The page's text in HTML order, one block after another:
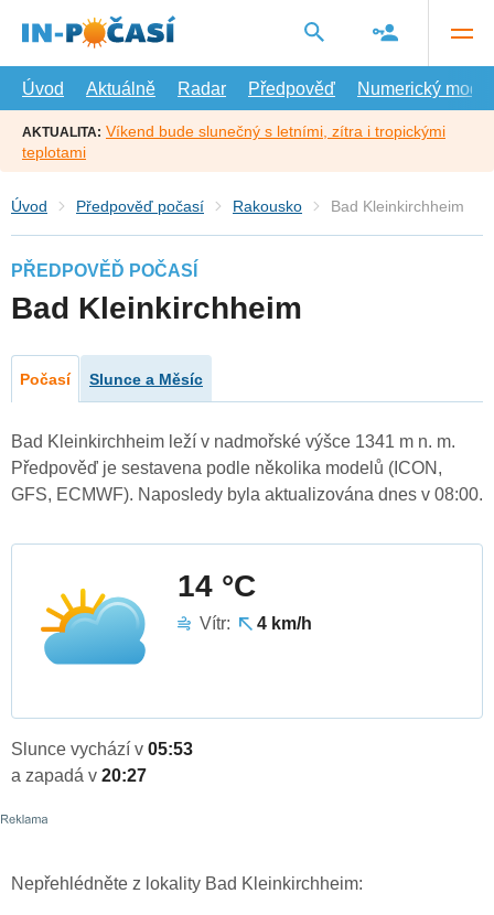
hlavní
Úvod
Aktuálně Radar Předpověď Numerický model
AKTUALITA: Víkend bude slunečný s letními, zítra i tropickými
teplotami
Úvod Předpověď počasí Rakousko Bad Kleinkirchheim
PŘEDPOVĚĎ POČASÍ
Bad Kleinkirchheim
Počasí Slunce a Měsíc
Bad Kleinkirchheim leží v nadmořské výšce 1341 m n. m.
Předpověď je sestavena podle několika modelů (ICON,
GFS, ECMWF). Naposledy byla aktualizována dnes v 08:00.
14 °C
Vítr: 4 km/h
Slunce vychází v 05:53
a zapadá v 20:27
Nepřehlédněte z lokality Bad Kleinkirchheim: